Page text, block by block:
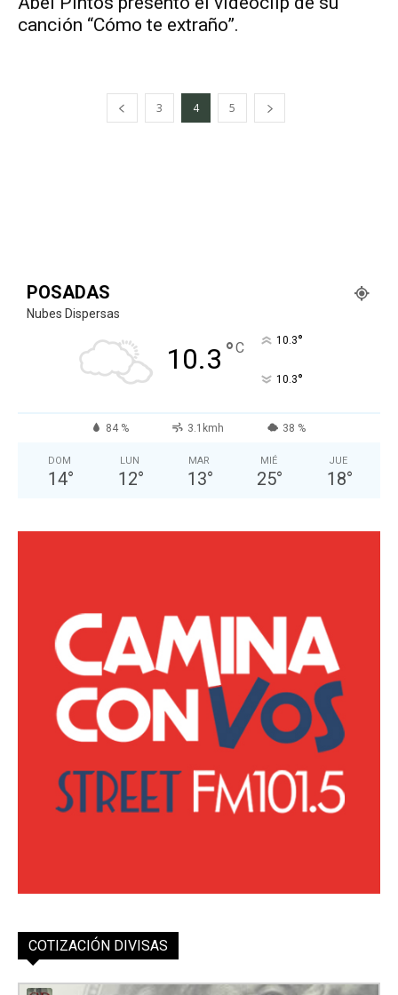
canción “Cómo te extraño”.
3 4 5
POSADAS
Nubes Dispersas
10.3 °C 10.3°
10.3°
84 % 3.1kmh 38 %
DOM
14°
LUN
12°
MAR
13°
MIÉ
25°
JUE
18°
COTIZACIÓN DIVISAS